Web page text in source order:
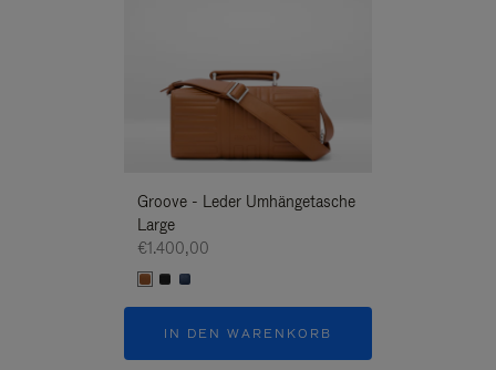
Groove - Leder Umhängetasche
Large
€1.400,00
IN DEN WARENKORB